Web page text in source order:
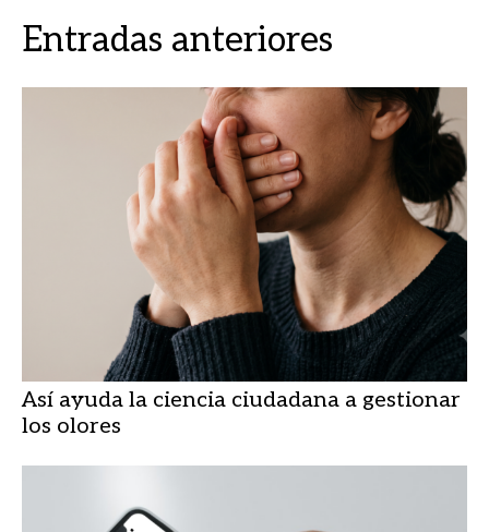
Entradas anteriores
Así ayuda la ciencia ciudadana a gestionar
los olores